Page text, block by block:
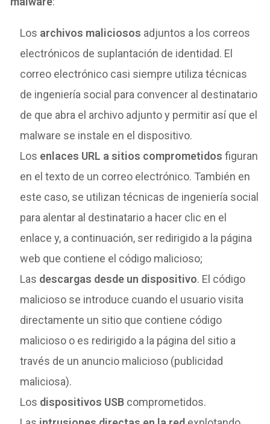
Los archivos maliciosos adjuntos a los correos
electrónicos de suplantación de identidad. El
correo electrónico casi siempre utiliza técnicas
de ingeniería social para convencer al destinatario
de que abra el archivo adjunto y permitir así que el
malware se instale en el dispositivo.
Los enlaces URL a sitios comprometidos figuran
en el texto de un correo electrónico. También en
este caso, se utilizan técnicas de ingeniería social
para alentar al destinatario a hacer clic en el
enlace y, a continuación, ser redirigido a la página
web que contiene el código malicioso;
Las descargas desde un dispositivo. El código
malicioso se introduce cuando el usuario visita
directamente un sitio que contiene código
malicioso o es redirigido a la página del sitio a
través de un anuncio malicioso (publicidad
maliciosa).
Los dispositivos USB comprometidos.